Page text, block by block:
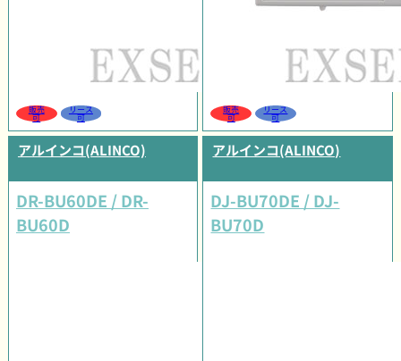
販売
可
リース
可
販売
可
リース
可
アルインコ(ALINCO)
DR-BU60DE / DR-
BU60D
アルインコ(ALINCO)
DJ-BU70DE / DJ-
BU70D